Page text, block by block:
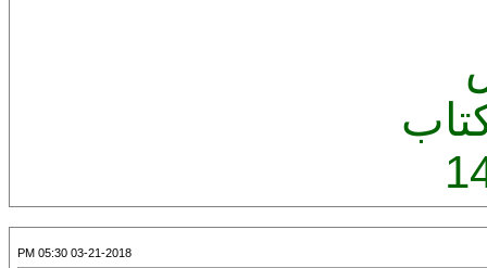
03-21-2018 05:30 PM